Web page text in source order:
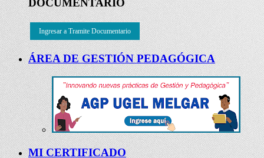
DOCUMENTARIO
Ingresar a Tramite Documentario
ÁREA DE GESTIÓN PEDAGÓGICA
MI CERTIFICADO